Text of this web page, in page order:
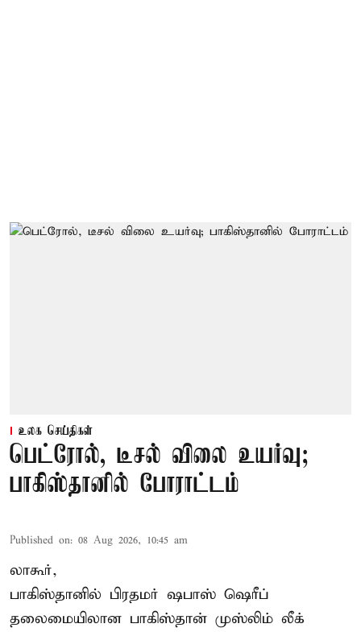
உலக செய்திகள்
பெட்ரோல், டீசல் விலை உயர்வு;
பாகிஸ்தானில் போராட்டம்
Published on: 08 Aug 2026, 10:45 am
லாகூர்,
பாகிஸ்தானில் பிரதமர் ஷபாஸ் ஷெரீப்
தலைமையிலான பாகிஸ்தான் முஸ்லிம் லீக்